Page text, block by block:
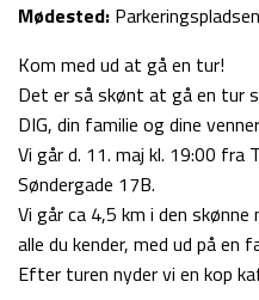
Mødested:
Kom med ud at gå en tur!
Det er så skønt at gå en tur
DIG, din familie og dine
Vi går d. 11. maj kl. 19:00
Søndergade 17B.
Vi går ca 4,5 km i den
alle du kender, med ud på en
Efter turen nyder vi en kop